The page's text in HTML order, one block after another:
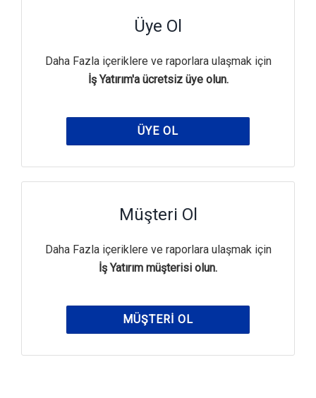
Üye Ol
Daha Fazla içeriklere ve raporlara ulaşmak için
İş Yatırım'a ücretsiz üye olun.
ÜYE OL
Müşteri Ol
Daha Fazla içeriklere ve raporlara ulaşmak için
İş Yatırım müşterisi olun.
MÜŞTERI OL